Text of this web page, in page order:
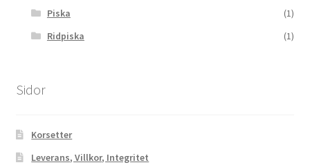
Piska
(1)
Ridpiska
(1)
Sidor
Korsetter
Leverans, Villkor, Integritet